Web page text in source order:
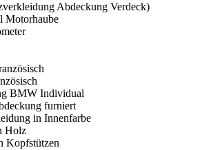
Abdeckung Verdeck)
Motorhaube
BMW Individual
furniert
in Innenfarbe
Holz
Kopfstützen